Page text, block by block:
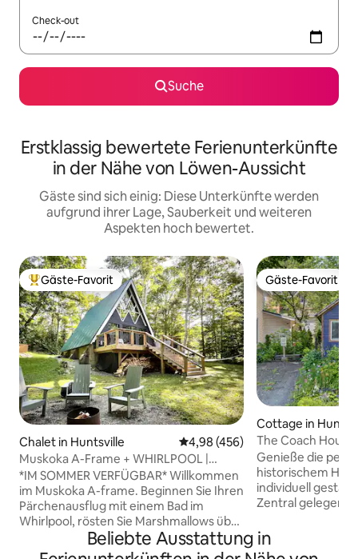
Check-out
Suche
Erstklassig bewertete Ferienunterkünfte
in der Nähe von Löwen-Aussicht
Gäste sind sich einig: Diese Unterkünfte werden
aufgrund ihrer Lage, Sauberkeit und weiteren
Aspekten hoch bewertet.
Beliebter Gäste-Favorit.
Gäste-Favorit
Chalet in Huntsville Durchschnittliche Bewertung:
4,98 (456)
Muskoka A-Frame + WHIRLPOOL |
Strand, Kajak, Pfeilspitze
*IM SOMMER VERFÜGBAR* Willkommen
im Muskoka A-frame. Beginnen Sie Ihren
Pärchenausflug mit einem Bad im
Whirlpool, rösten Sie Marshmallows über
einem Feuer, wachen Sie mit dem
Rauschen der sich wiegenden
Gäste-Favorit
Gäste-Favorit
Cottage in
The Coach
Central Huntsville
Genieße die
historischem
individuell
Zentral gelegen,
Ambiente aus,
Street nur
Beliebte Ausstattung in